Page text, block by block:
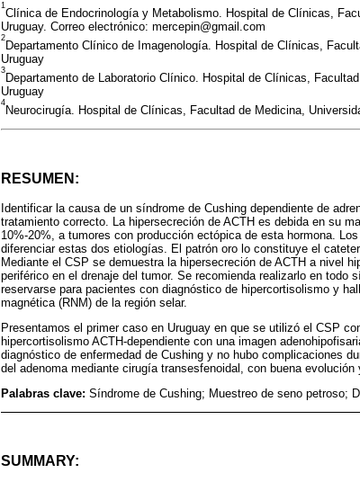
1
Clínica de Endocrinología y Metabolismo. Hospital de Clínicas,
Uruguay. Correo electrónico: mercepin@gmail.com
2
Departamento Clínico de Imagenología. Hospital de Clínicas,
Uruguay
3
Departamento de Laboratorio Clínico. Hospital de Clínicas,
Uruguay
4
Neurocirugía. Hospital de Clínicas, Facultad de Medicina,
RESUMEN:
Identificar la causa de un síndrome de Cushing dependiente de
tratamiento correcto. La hipersecreción de ACTH es debida en su
10%-20%, a tumores con producción ectópica de esta hormona.
diferenciar estas dos etiologías. El patrón oro lo constituye el
Mediante el CSP se demuestra la hipersecreción de ACTH a nivel
periférico en el drenaje del tumor. Se recomienda realizarlo en todo
reservarse para pacientes con diagnóstico de hipercortisolismo y
magnética (RNM) de la región selar.
Presentamos el primer caso en Uruguay en que se utilizó el CSP
hipercortisolismo ACTH-dependiente con una imagen
diagnóstico de enfermedad de Cushing y no hubo complicaciones
del adenoma mediante cirugía transesfenoidal, con buena
Palabras clave: Síndrome de Cushing; Muestreo de seno petroso;
SUMMARY: